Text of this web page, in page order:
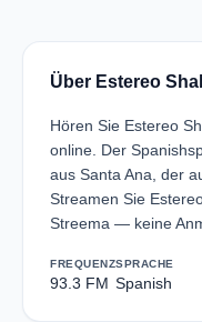
Über Estereo
Hören Sie Estereo
online. Der
aus Santa Ana, der
Streamen Sie
Streema — keine
FREQUENZ
93.3 FM
SPRACHE
Spanish